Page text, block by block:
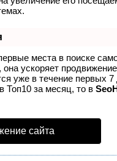
места в поиске
, она ускоряет
уже в течение первых
Топ10 за месяц, то в
сайта